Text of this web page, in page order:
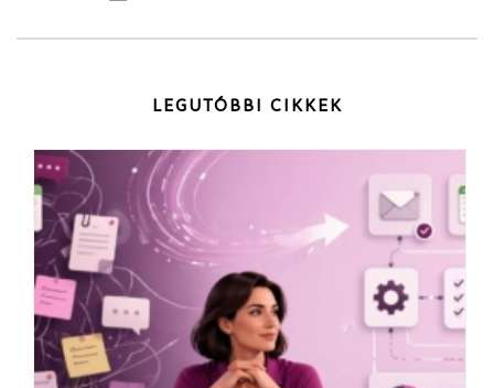
LEGUTÓBBI CIKKEK